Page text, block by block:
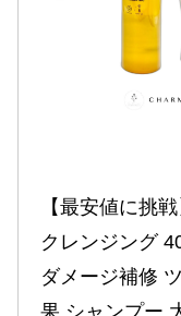
【最安値に挑
クレンジング
ダメージ補修
果 シャンプー